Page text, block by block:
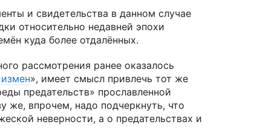
и свидетельства в данном случае
относительно недавней эпохи
куда более отдалённых.
рассмотрения ранее оказалось
», имеет смысл привлечь тот же
предательств» прославленной
же, впрочем, надо подчеркнуть, что
неверности, а о предательствах и